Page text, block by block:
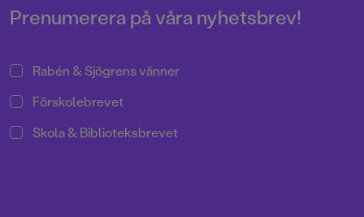
Prenumerera på våra nyhetsbrev!
Rabén & Sjögrens vänner
Förskolebrevet
Skola & Biblioteksbrevet